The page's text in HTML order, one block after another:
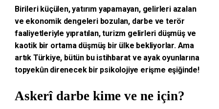
Birileri küçülen, yatırım yapamayan, gelirleri azalan
ve ekonomik dengeleri bozulan, darbe ve terör
faaliyetleriyle yıpratılan, turizm gelirleri düşmüş ve
kaotik bir ortama düşmüş bir ülke bekliyorlar. Ama
artık Türkiye, bütün bu istihbarat ve ayak oyunlarına
topyekûn direnecek bir psikolojiye erişme eşiğinde!
Askerî darbe kime ve ne için?